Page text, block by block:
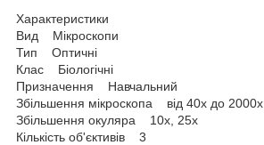
Характеристики
Вид Мікроскопи
Тип Оптичні
Клас Біологічні
Призначення Навчальний
Збільшення мікроскопа від 40x до 2000x
Збільшення окуляра 10х, 25х
Кількість об'єктивів 3